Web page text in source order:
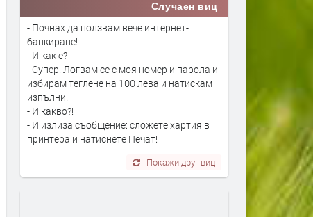
Случаен виц
- Почнах да ползвам вече интернет-
банкиране!
- И как е?
- Супер! Логвам се с моя номер и парола и
избирам теглене на 100 лева и натискам
изпълни.
- И какво?!
- И излиза съобщение: сложете хартия в
принтера и натиснете Печат!
Покажи друг виц